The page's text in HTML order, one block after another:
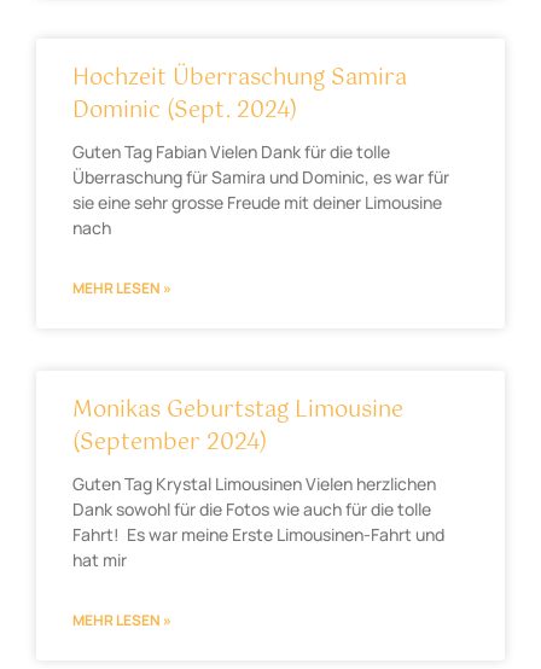
Hochzeit Überraschung Samira
Dominic (Sept. 2024)
Guten Tag Fabian Vielen Dank für die tolle
Überraschung für Samira und Dominic, es war für
sie eine sehr grosse Freude mit deiner Limousine
nach
MEHR LESEN »
Monikas Geburtstag Limousine
(September 2024)
Guten Tag Krystal Limousinen Vielen herzlichen
Dank sowohl für die Fotos wie auch für die tolle
Fahrt! Es war meine Erste Limousinen-Fahrt und
hat mir
MEHR LESEN »